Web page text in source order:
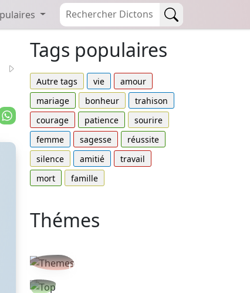
Tags populaires
Autre tags vie
amour
mariage
bonheur
trahison
courage
patience
sourire
femme
sagesse
réussite
silence
amitié
travail
mort
famille
Thémes
thèmes